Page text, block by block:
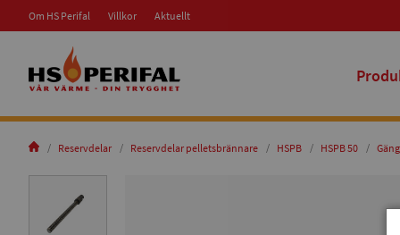
Om HS Perifal Villkor Aktuellt
Reservdelar Reservdelar pelletsbrännare HSPB HSPB 50